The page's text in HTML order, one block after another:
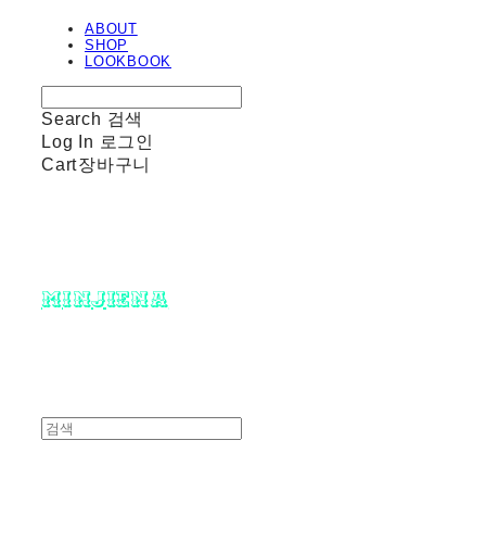
ABOUT
SHOP
LOOKBOOK
Search 검색
Log In 로그인
Cart장바구니
minjiena